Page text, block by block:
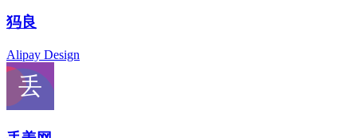
犸良
Alipay Design